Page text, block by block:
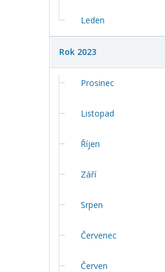
Leden
Rok 2023
Prosinec
Listopad
Říjen
Září
Srpen
Červenec
Červen